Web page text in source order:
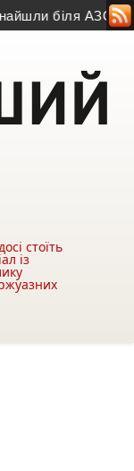
АЗС у
стоїть
із